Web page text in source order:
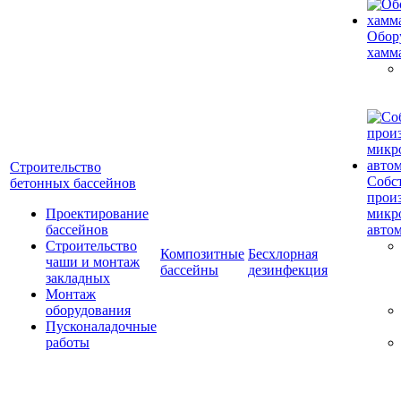
Строительство
бетонных бассейнов
Проектирование
бассейнов
Строительство
чаши и монтаж
закладных
Монтаж
оборудования
Пусконаладочные
работы
Композитные
бассейны
Бесхлорная
дезинфекция